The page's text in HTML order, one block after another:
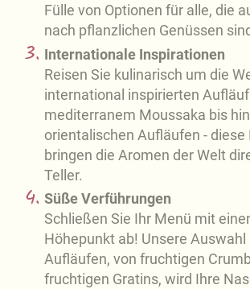
Fülle von Optionen für alle, die
nach pflanzlichen Genüssen
Internationale Inspirationen
Reisen Sie kulinarisch um die
international inspirierten
mediterranem Moussaka bis
orientalischen Aufläufen - diese
bringen die Aromen der Welt
Teller.
Süße Verführungen
Schließen Sie Ihr Menü mit
Höhepunkt ab! Unsere Auswahl
Aufläufen, von fruchtigen
fruchtigen Gratins, wird Ihre